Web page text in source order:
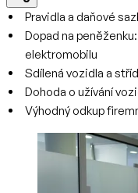
Pravidla a daňové
Dopad na
elektromobilu
Sdílená vozidla a
Dohoda o užívání
Výhodný odkup